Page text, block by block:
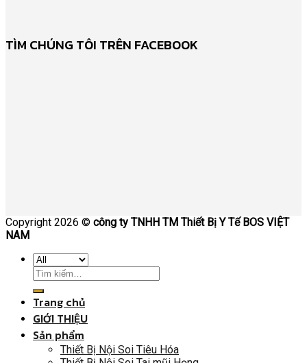
TÌM CHÚNG TÔI TRÊN FACEBOOK
Copyright 2026 © công ty TNHH TM Thiết Bị Y Tế BOS VIỆT
NAM
Trang chủ
GIỚI THIỆU
Sản phẩm
Thiết Bị Nội Soi Tiêu Hóa